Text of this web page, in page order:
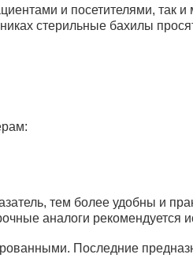
Бахилы
Бахилы EleGreen
евроблоках 750 пар
и посетителями,
стерильные бахилы
тем более удобны и
аналоги рекомендуется
Последние